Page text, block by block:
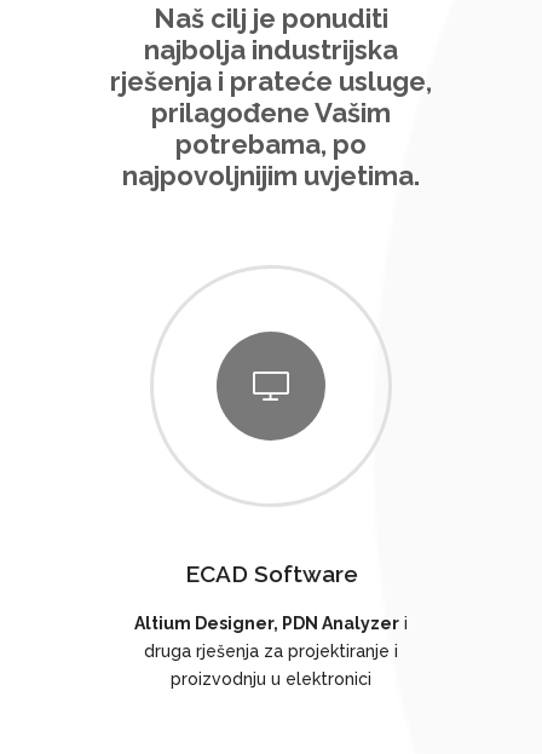
Naš cilj je ponuditi
najbolja industrijska
rješenja i prateće usluge,
prilagođene Vašim
potrebama, po
najpovoljnijim uvjetima.
ECAD Software
Altium Designer, PDN Analyzer i
druga rješenja za projektiranje i
proizvodnju u elektronici